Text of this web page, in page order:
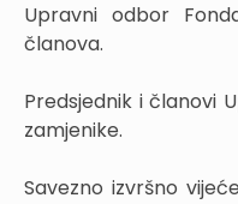
Upravni odbor
članova.
Predsjednik i članovi
zamjenike.
Savezno izvršno